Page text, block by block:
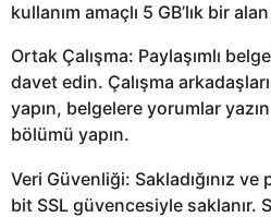
kullanım amaçlı 5 GB’lık bir
Ortak Çalışma: Paylaşımlı
davet edin. Çalışma
yapın, belgelere yorumlar
bölümü yapın.
Veri Güvenliği: Sakladığınız ve
bit SSL güvencesiyle saklanır.